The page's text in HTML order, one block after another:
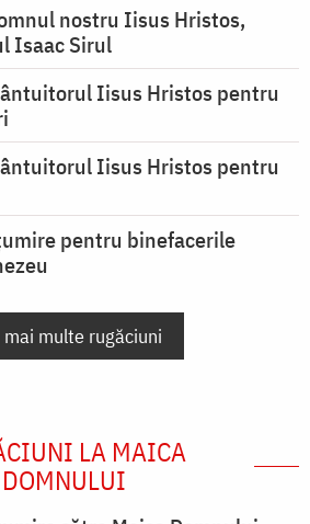
nostru Iisus Hristos,
Isaac Sirul
Iisus Hristos pentru
Iisus Hristos pentru
pentru binefacerile
mai multe rugăciuni
LA MAICA
DOMNULUI